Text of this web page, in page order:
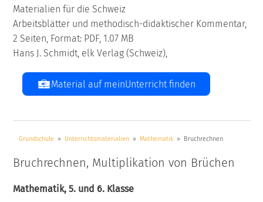
Materialien für die Schweiz
Arbeitsblätter und methodisch-didaktischer Kommentar,
2 Seiten, Format: PDF, 1.07 MB
Hans J. Schmidt, elk Verlag (Schweiz),
Material auf meinUnterricht finden
Grundschule Unterrichtsmaterialien Mathematik Bruchrechnen
Bruchrechnen, Multiplikation von Brüchen
Mathematik, 5. und 6. Klasse